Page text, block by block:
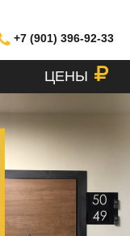
+7 (901) 396-92-33
ЦЕНЫ